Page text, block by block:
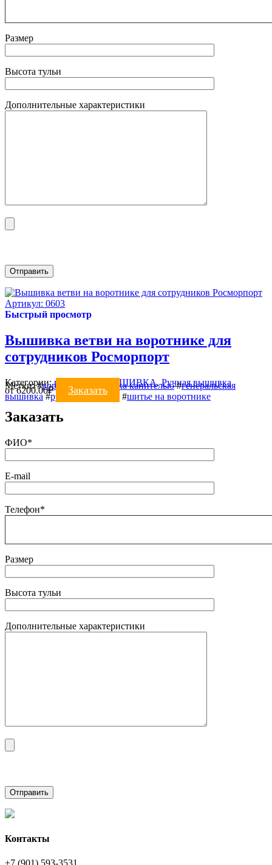
Размер
Высота тульи
Дополнительные характеристики
Артикул: 0603
Быстрый просмотр
Вышивка ветви на воротнике для
сотрудников Росморпорт
Категории: воротники ВЫШИВКА,Ручная вышивка
Метки:#воротник вышивка канителью#генеральская
вышивка#ручная вышивка #шитье на воротнике
от6200.00₽ Заказать
Заказать
ФИО*
E-mail
Телефон*
Размер
Высота тульи
Дополнительные характеристики
Контакты
+7 (901) 593-3531